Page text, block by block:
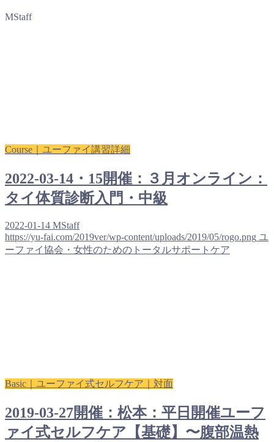
MStaff
Course｜ユーファイ講習詳細
2022-03-14・15開催：３月オンライン：
タイ体質診断入門・中級
2022-01-14 MStaff
https://yu-fai.com/2019ver/wp-content/uploads/2019/05/rogo.png ユ
ーファイ協会・女性のためのトータルサポートケア
Basic｜ユーファイ式セルフケア｜対面
2019-03-27開催：松本：平日開催ユーフ
ァイ式セルフケア【基礎】〜腹部温熱